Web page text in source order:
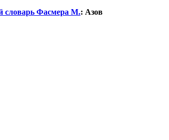
словарь Фасмера М.: Азов